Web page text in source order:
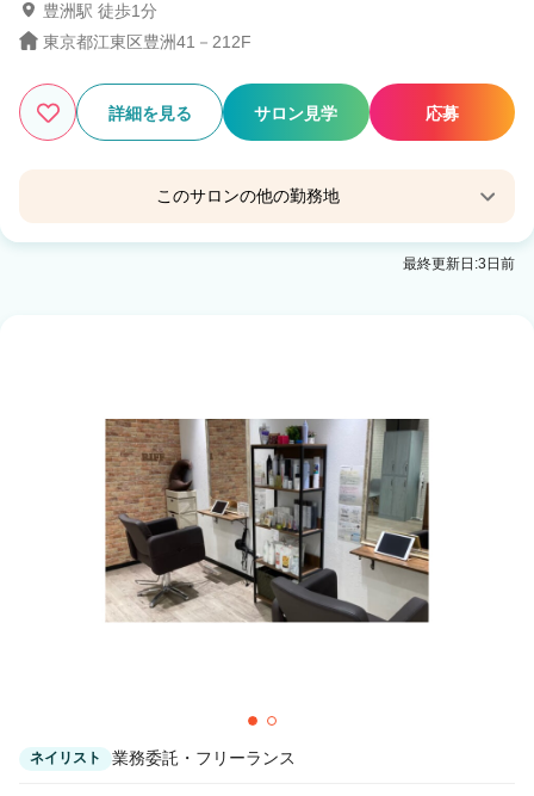
豊洲駅 徒歩1分
東京都江東区豊洲41－212F
詳細を見る サロン見学 応募
このサロンの他の勤務地
Zina 勝どき eyelash & nail
千葉駅 徒歩4分
Zina 流山おおたかの森 eyelash & nail
流山おおたかの森駅 徒歩2分
完全個室 Kalon by Zina 柏の葉キャンパス eyelash
柏の葉キャンパス駅 徒歩15分
最終更新日:3日前
ネイリスト 業務委託・フリーランス